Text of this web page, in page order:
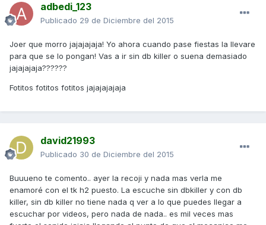
adbedi_123
Publicado 29 de Diciembre del 2015
Joer que morro jajajajaja! Yo ahora cuando pase fiestas la llevare
para que se lo pongan! Vas a ir sin db killer o suena demasiado
jajajajaja??????
Fotitos fotitos fotitos jajajajajaja
david21993
Publicado 30 de Diciembre del 2015
Buuueno te comento.. ayer la recoji y nada mas verla me
enamoré con el tk h2 puesto. La escuche sin dbkiller y con db
killer, sin db killer no tiene nada q ver a lo que puedes llegar a
escuchar por videos, pero nada de nada.. es mil veces mas